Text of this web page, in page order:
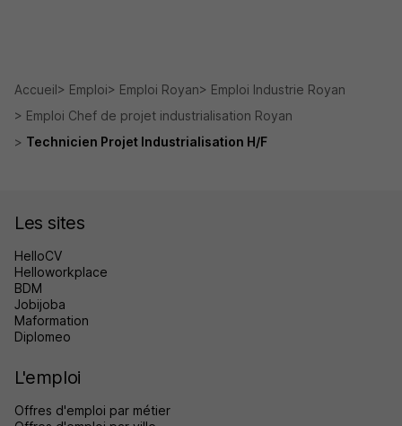
Accueil Emploi Emploi Royan
Emploi Industrie Royan
Emploi Chef de projet industrialisation Royan
Technicien Projet Industrialisation H/F
Les sites
HelloCV
Helloworkplace
BDM
Jobijoba
Maformation
Diplomeo
L'emploi
Offres d'emploi par métier